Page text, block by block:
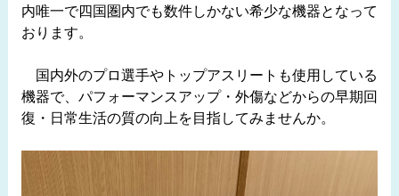
内唯一で四国圏内でも数件しかない希少な機器となって
おります。
国内外のプロ選手やトップアスリートも使用している
機器で、パフォーマンスアップ・外傷などからの早期回
復・日常生活の質の向上を目指してみませんか。